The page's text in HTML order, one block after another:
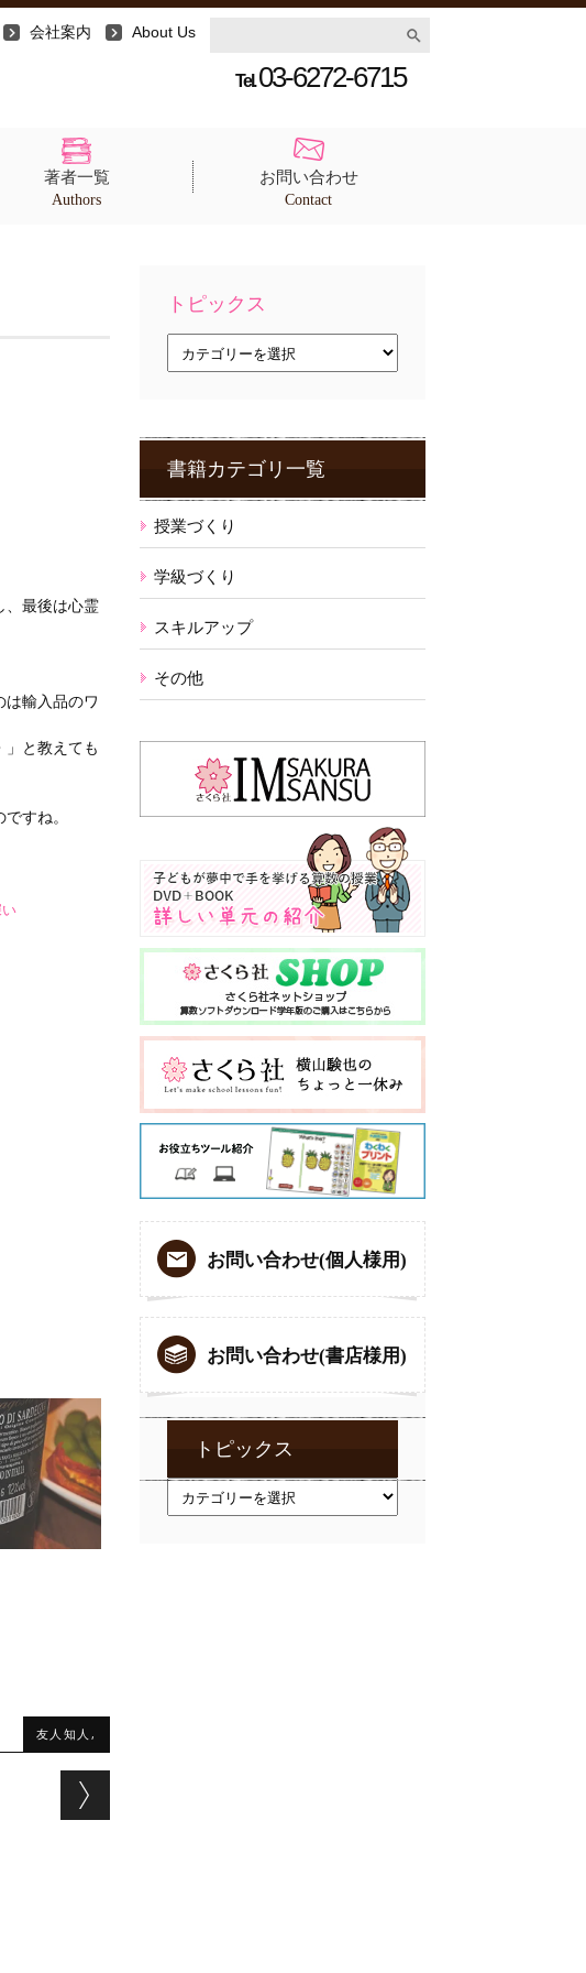
会社案内
About Us
Tel. 03-6272-6715
著者一覧
Authors
お問い合わせ
Contact
、最後は心霊
は輸入品のワ
」と教えても
すね。
友人知人,
トピックス
ス
書籍カテゴリ一覧
授業づくり
学級づくり
スキルアップ
その他
お問い合わせ(個人様用)
お問い合わせ(書店様用)
トピックス